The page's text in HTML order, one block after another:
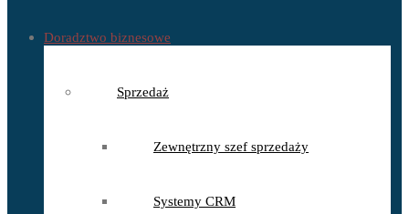
Doradztwo biznesowe
Sprzedaż
Zewnętrzny szef sprzedaży
Systemy CRM